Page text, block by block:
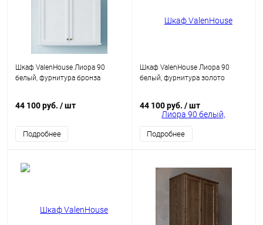
Шкаф ValenHouse Лиора 90
белый, фурнитура бронза
44 100 руб. / шт
Подробнее
Шкаф ValenHouse Лиора 90
белый, фурнитура золото
44 100 руб. / шт
Подробнее